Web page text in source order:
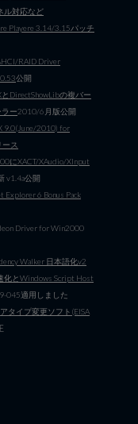
ル対応など
Playere 3.14/3.15パッチ
RAID Driver
公開
とDirectShowLibの複バー
ー2010/6月版公開
9.0(June/2010) for
ス
にXACT/XAudio/XInput
v1.4a公開
Explorer 6 Bonus Pack
Driver for Win2000
Walker 日本語化v2
化とWindows Script Host
045適用しました
タイプ変更ソフト(EISA